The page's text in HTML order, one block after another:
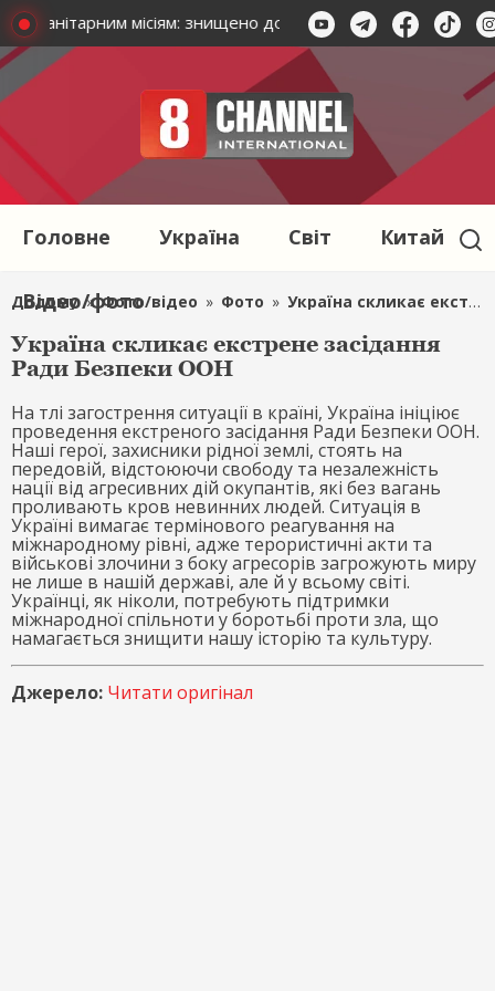
гуманітарним місіям: знищено допомогу на 79 млн гривень
Головне Україна Світ Китай
Відео/фото
Додому » Фото/відео » Фото » Україна скликає екстрене засідання Ради Безпеки ООН
Україна скликає екстрене засідання
Ради Безпеки ООН
На тлі загострення ситуації в країні, Україна ініціює
проведення екстреного засідання Ради Безпеки ООН.
Наші герої, захисники рідної землі, стоять на
передовій, відстоюючи свободу та незалежність
нації від агресивних дій окупантів, які без вагань
проливають кров невинних людей. Ситуація в
Україні вимагає термінового реагування на
міжнародному рівні, адже терористичні акти та
військові злочини з боку агресорів загрожують миру
не лише в нашій державі, але й у всьому світі.
Українці, як ніколи, потребують підтримки
міжнародної спільноти у боротьбі проти зла, що
намагається знищити нашу історію та культуру.
Джерело: Читати оригінал